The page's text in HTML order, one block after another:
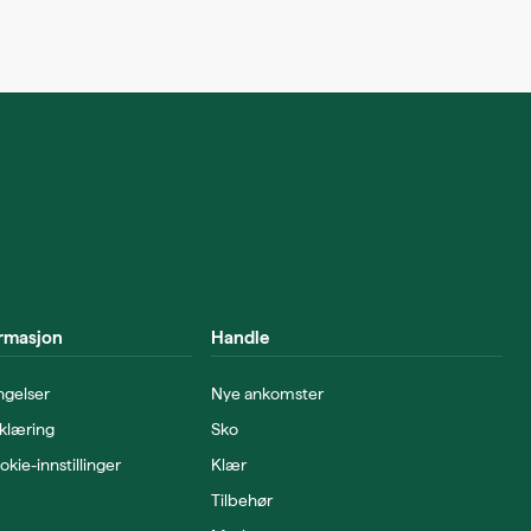
innstillinger
Handle
Nye ankomster
Sko
Klær
Tilbehør